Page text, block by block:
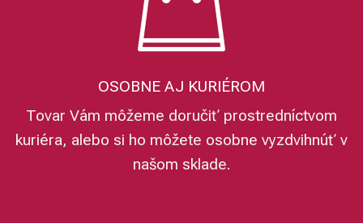
OSOBNE AJ KURIÉROM
Tovar Vám môžeme doručiť prostredníctvom
kuriéra, alebo si ho môžete osobne vyzdvihnúť v
našom sklade.